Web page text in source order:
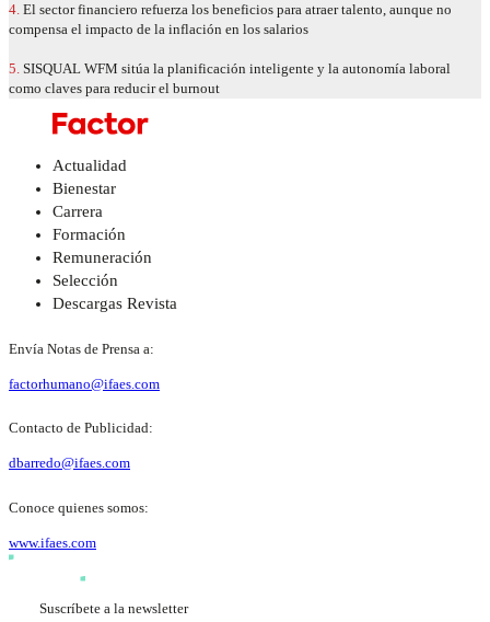
4. El sector financiero refuerza los beneficios para atraer talento, aunque no
compensa el impacto de la inflación en los salarios
5. SISQUAL WFM sitúa la planificación inteligente y la autonomía laboral
como claves para reducir el burnout
Actualidad
Bienestar
Carrera
Formación
Remuneración
Selección
Descargas Revista
Envía Notas de Prensa a:
factorhumano@ifaes.com
Contacto de Publicidad:
dbarredo@ifaes.com
Conoce quienes somos:
www.ifaes.com
Suscríbete a la newsletter